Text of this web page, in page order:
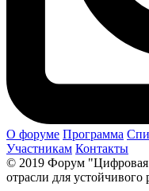
О форуме Программа
Участникам Контакты
© 2019 Форум "Цифровая
отрасли для устойчивого